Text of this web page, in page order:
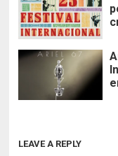
LEAVE A REPLY